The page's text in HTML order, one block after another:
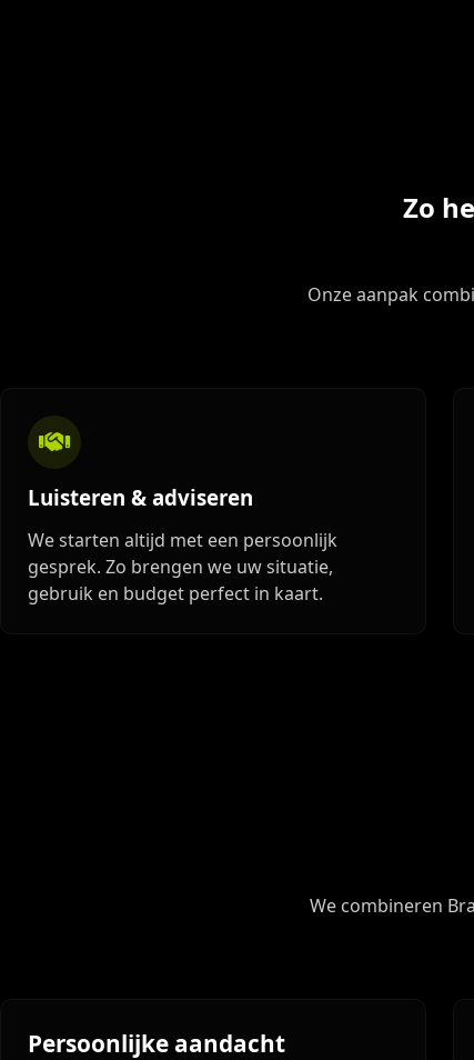
Zo
Onze aanpak
Luisteren & adviseren
We starten altijd met een persoonlijk
gesprek. Zo brengen we uw situatie,
gebruik en budget perfect in kaart.
We combineren
Persoonlijke aandacht